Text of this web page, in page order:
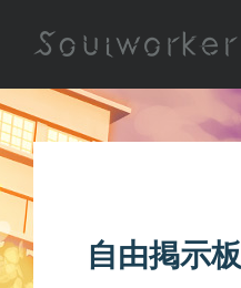
自由掲示板